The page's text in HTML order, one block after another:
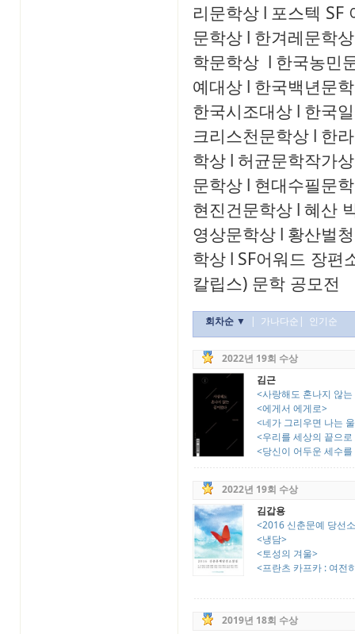
리문학상 l 포스텍 SF
문학상 l 한겨레문학상
학문학상 l 한국농민
예대상 l 한국백년문
한국시조대상 l 한국
크리스천문학상 l 한
학상 l 허균문학작가상
문학상 l 현대수필문
현진건문학상 l 혜산
영상문학상 l 황산벌
학상 l SF어워드 장편
칼립스) 문학 공모전
회차순 ▼ | 가나다순 | 인기순
2022년 19회 수상
김근
<사랑해도 혼나지 않
<에게서 에게로>
<네가 그리우면 나는
<우리를 세상의 끝으
<당신이 어두운 세수를
2022년 19회 수상
김갑용
<2016 신춘문예 당선
<냉담>
<토성의 겨울>
<프란츠 카프카 : 여전
2019년 18회 수상